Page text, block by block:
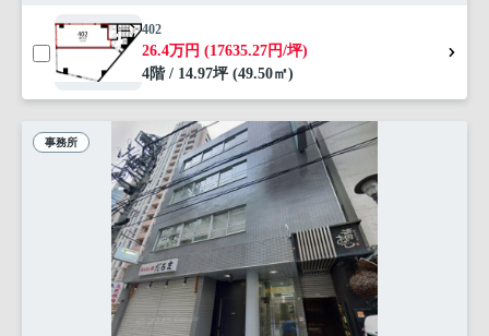
402
26.4万円 (17635.27円/坪)
4階 / 14.97坪 (49.50㎡)
事務所